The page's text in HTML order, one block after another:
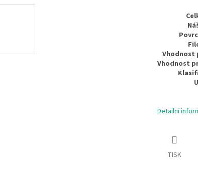
Vhodnost
Vhodnost
Detailní
TISK